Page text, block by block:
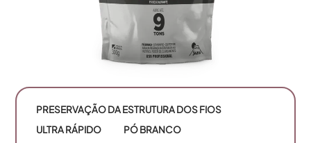
PRESERVAÇÃO DA ESTRUTURA DOS FIOS
ULTRA RÁPIDO
PÓ BRANCO